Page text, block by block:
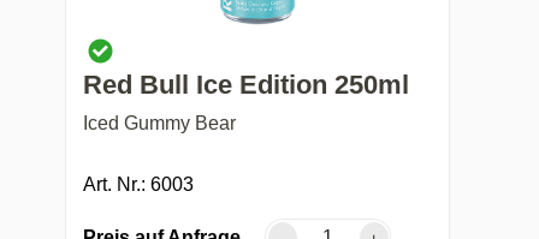
Red Bull Ice Edition 250ml
Iced Gummy Bear
Art. Nr.: 6003